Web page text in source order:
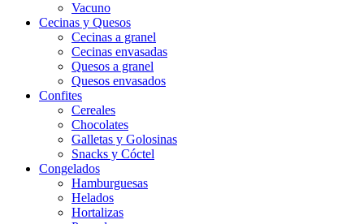
Vacuno
Cecinas y Quesos
Cecinas a granel
Cecinas envasadas
Quesos a granel
Quesos envasados
Confites
Cereales
Chocolates
Galletas y Golosinas
Snacks y Cóctel
Congelados
Hamburguesas
Helados
Hortalizas